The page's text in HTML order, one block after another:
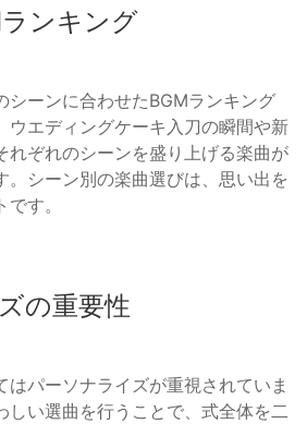
ンキング
シーンに合わせたBGMランキング
ウエディングケーキ入刀の瞬間や新
れぞれのシーンを盛り上げる楽曲が
。シーン別の楽曲選びは、思い出を
す。
の重要性
はパーソナライズが重視されていま
しい選曲を行うことで、式全体を二